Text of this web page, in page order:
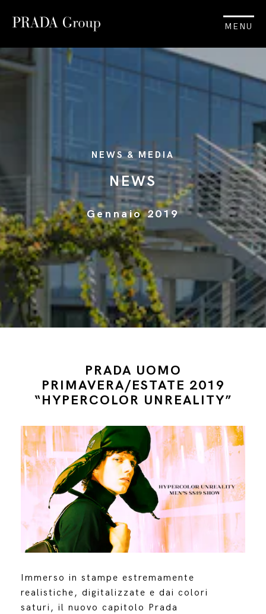
MENU
NEWS & MEDIA
NEWS
Gennaio 2019
PRADA UOMO
PRIMAVERA/ESTATE 2019
“HYPERCOLOR UNREALITY”
Immerso in stampe estremamente
realistiche, digitalizzate e dai colori
saturi, il nuovo capitolo Prada